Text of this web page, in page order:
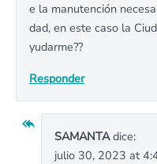
e la manutención
dad, en este caso la
yudarme??
Responder
SAMANTAdice:
julio 30, 2023 at